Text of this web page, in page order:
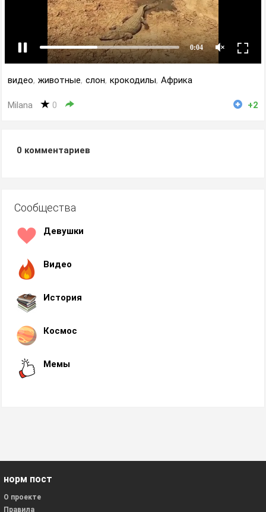
видео, животные, слон, крокодилы, Африка
Milana 0 +2
0 комментариев
Сообщества
Девушки
Видео
История
Космос
Мемы
норм пост
О проекте
Правила